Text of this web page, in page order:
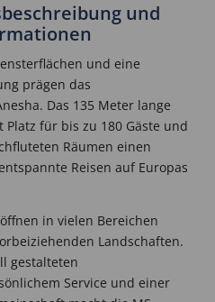
und
und eine
prägen das
Das 135 Meter lange
für bis zu 180 Gäste und
Räumen einen
Reisen auf Europas
in vielen Bereichen
Landschaften.
gestalteten
Service und einer